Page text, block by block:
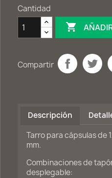
Cantidad

Compartir
Descripción
Tarro para cápsulas de
mm.
Combinaciones de
desplegable: